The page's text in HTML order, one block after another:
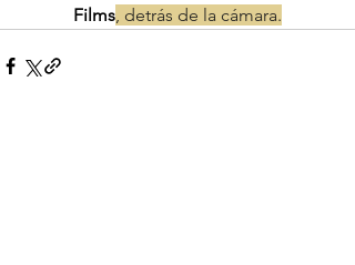
Films , detrás de la cámara.